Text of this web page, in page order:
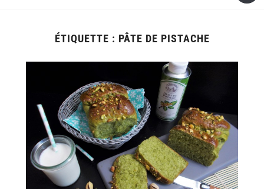
ÉTIQUETTE : PÂTE DE PISTACHE